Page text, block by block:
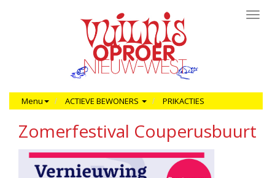
Menu ACTIEVE BEWONERS PRIKACTIES
Zomerfestival Couperusbuurt